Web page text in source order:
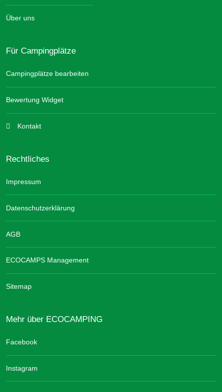
Über uns
Für Campingplätze
Campingplätze bearbeiten
Bewertung Widget
Kontakt
Rechtliches
Impressum
Datenschutzerklärung
AGB
ECOCAMPS Management
Sitemap
Mehr über ECOCAMPING
Facebook
Instagram